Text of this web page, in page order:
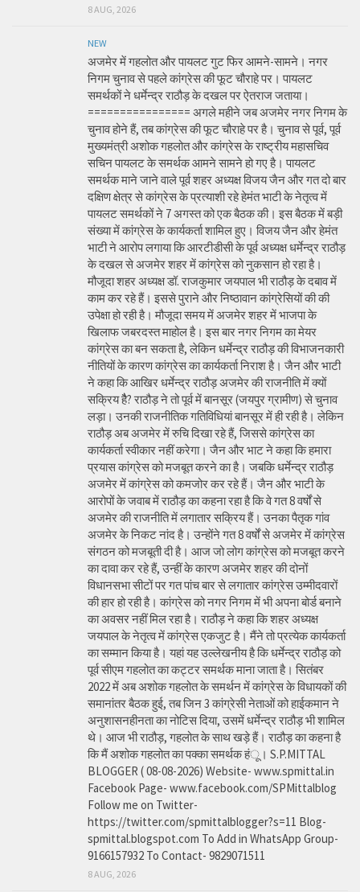
8 AUG, 2026
NEW
अजमेर में गहलोत और पायलट गुट फिर आमने-सामने। नगर
निगम चुनाव से पहले कांग्रेस की फूट चौराहे पर। पायलट
समर्थकों ने धर्मेन्द्र राठौड़ के दखल पर ऐतराज जताया।
================ अगले महीने जब अजमेर नगर निगम के
चुनाव होने हैं, तब कांग्रेस की फूट चौराहे पर है। चुनाव से पूर्व, पूर्व
मुख्यमंत्री अशोक गहलोत और कांग्रेस के राष्ट्रीय महासचिव
सचिन पायलट के समर्थक आमने सामने हो गए है। पायलट
समर्थक माने जाने वाले पूर्व शहर अध्यक्ष विजय जैन और गत दो बार
दक्षिण क्षेत्र से कांग्रेस के प्रत्याशी रहे हेमंत भाटी के नेतृत्व में
पायलट समर्थकों ने 7 अगस्त को एक बैठक की। इस बैठक में बड़ी
संख्या में कांग्रेस के कार्यकर्ता शामिल हुए। विजय जैन और हेमंत
भाटी ने आरोप लगाया कि आरटीडीसी के पूर्व अध्यक्ष धर्मेन्द्र राठौड़
के दखल से अजमेर शहर में कांग्रेस को नुकसान हो रहा है।
मौजूदा शहर अध्यक्ष डॉ. राजकुमार जयपाल भी राठौड़ के दबाव में
काम कर रहे हैं। इससे पुराने और निष्ठावान कांग्रेसियों की की
उपेक्षा हो रही है। मौजूदा समय में अजमेर शहर में भाजपा के
खिलाफ जबरदस्त माहोल है। इस बार नगर निगम का मेयर
कांग्रेस का बन सकता है, लेकिन धर्मेन्द्र राठौड़ की विभाजनकारी
नीतियों के कारण कांग्रेस का कार्यकर्ता निराश है। जैन और भाटी
ने कहा कि आखिर धर्मेन्द्र राठौड़ अजमेर की राजनीति में क्यों
सक्रिय हैै? राठौड़ ने तो पूर्व में बानसूर (जयपुर ग्रामीण) से चुनाव
लड़ा। उनकी राजनीतिक गतिविधियां बानसूर में ही रही है। लेकिन
राठौड़ अब अजमेर में रुचि दिखा रहे हैं, जिससे कांग्रेस का
कार्यकर्ता स्वीकार नहीं करेगा। जैन और भाट ने कहा कि हमारा
प्रयास कांग्रेस को मजबूत करने का है। जबकि धर्मेन्द्र राठौड़
अजमेर में कांग्रेस को कमजोर कर रहे हैं। जैन और भाटी के
आरोपों के जवाब में राठौड़ का कहना रहा है कि वे गत 8 वर्षों से
अजमेर की राजनीति में लगातार सक्रिय हैं। उनका पैतृक गांव
अजमेर के निकट नांद है। उन्होंने गत 8 वर्षों से अजमेर में कांग्रेस
संगठन को मजबूती दी है। आज जो लोग कांग्रेस को मजबूत करने
का दावा कर रहे हैं, उन्हीं के कारण अजमेर शहर की दोनों
विधानसभा सीटों पर गत पांच बार से लगातार कांग्रेस उम्मीदवारों
की हार हो रही है। कांग्रेस को नगर निगम में भी अपना बोर्ड बनाने
का अवसर नहीं मिल रहा है। राठौड़ ने कहा कि शहर अध्यक्ष
जयपाल के नेतृत्व में कांग्रेस एकजुट है। मैंने तो प्रत्येक कार्यकर्ता
का सम्मान किया है। यहां यह उल्लेखनीय है कि धर्मेन्द्र राठौड़ को
पूर्व सीएम गहलोत का कट्टर समर्थक माना जाता है। सितंबर
2022 में अब अशोक गहलोत के समर्थन में कांग्रेस के विधायकों की
समानांतर बैठक हुई, तब जिन 3 कांग्रेसी नेताओं को हाईकमान ने
अनुशासनहीनता का नोटिस दिया, उसमें धर्मेन्द्र राठौड़ भी शामिल
थे। आज भी राठौड़, गहलोत के साथ खड़े हैं। राठौड़ का कहना है
कि मैं अशोक गहलोत का पक्का समर्थक हंू। S.P.MITTAL
BLOGGER ( 08-08-2026) Website- www.spmittal.in
Facebook Page- www.facebook.com/SPMittalblog
Follow me on Twitter-
https://twitter.com/spmittalblogger?s=11 Blog-
spmittal.blogspot.com To Add in WhatsApp Group-
9166157932 To Contact- 9829071511
8 AUG, 2026